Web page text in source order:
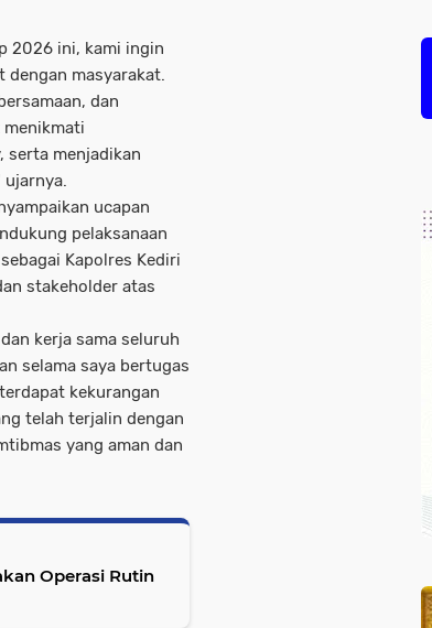
2026 ini, kami ingin
masyarakat.
dan
serta menjadikan
ucapan
pelaksanaan
Kapolres Kediri
stakeholder atas
kerja sama seluruh
selama saya bertugas
kekurangan
telah terjalin dengan
yang aman dan
Operasi Rutin